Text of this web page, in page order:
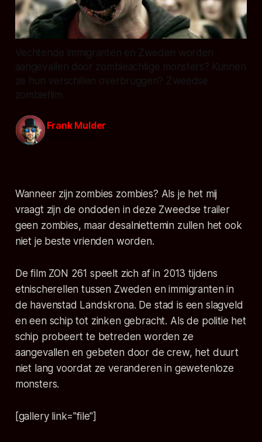
Vechtende immigranten en Zweden worden
aangevallen door zombieachtige monsters? Kunnen
ze hun verschillen overbruggen? Zweedse
zombiefilm.
Frank Mulder
Wanneer zijn zombies zombies? Als je het mij
vraagt zijn de ondoden in deze Zweedse trailer
geen zombies, maar desalniettemin zullen het ook
niet je beste vrienden worden.
De film ZON 261 speelt zich af in 2013 tijdens
etnischerellen tussen Zweden en immigranten in
de havenstad Landskrona. De stad is een slagveld
en een schip tot zinken gebracht. Als de politie het
schip probeert te betreden worden ze
aangevallen en gebeten door de crew, het duurt
niet lang voordat ze veranderen in gewetenloze
monsters.
[gallery link="file"]